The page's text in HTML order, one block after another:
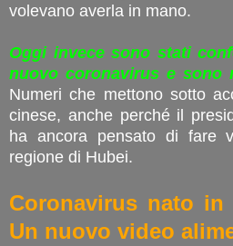
volevano averla in mano.
Oggi invece sono stati
nuovo coronavirus e sono
Numeri che mettono sotto
cinese, anche perché il
ha ancora pensato di fare
regione di Hubei.
Coronavirus nato
Un nuovo video